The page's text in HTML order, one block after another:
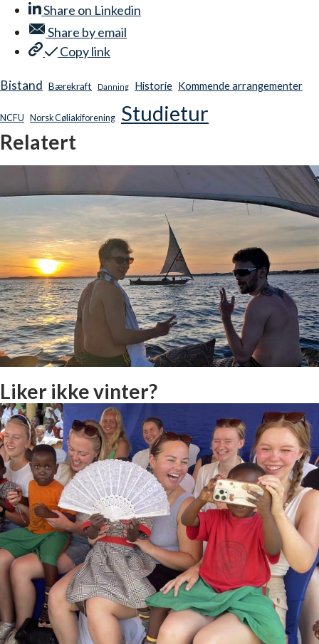
Share on Linkedin
Share byemail
Copy link
Bistand Bærekraft Danning Historie Kommende arrangementer
NCFU Norsk Cøliakiforening Studietur
Relatert
Liker ikke vinter?